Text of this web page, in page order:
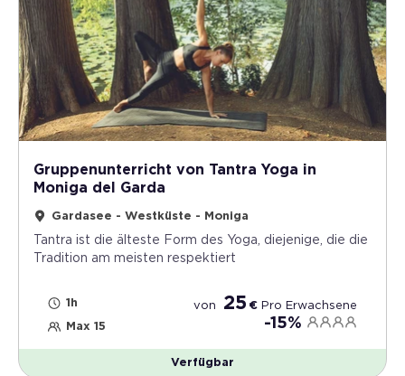
Gruppenunterricht von Tantra Yoga in
Moniga del Garda
Gardasee - Westküste - Moniga
Tantra ist die älteste Form des Yoga, diejenige, die die
Tradition am meisten respektiert
1h
Max 15
von 25 € Pro Erwachsene
-15%
Verfügbar